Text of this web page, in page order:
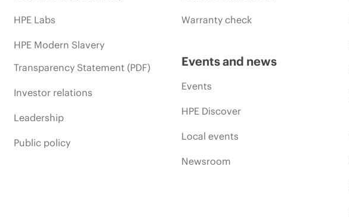
HPE Labs
HPE Modern Slavery
Transparency Statement (PDF)
Investor relations
Leadership
Public policy
Warranty check
Events and news
Events
HPE Discover
Local events
Newsroom